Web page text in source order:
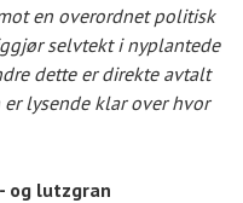
en overordnet politisk
selvtekt i nyplantede
dette er direkte avtalt
lysende klar over hvor
og lutzgran